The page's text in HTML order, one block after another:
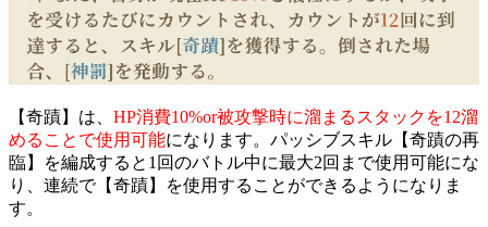
【奇蹟】は、 HP消費10%or被攻撃時に溜まるスタックを12溜
めることで使用可能になります。パッシブスキル【奇蹟の再
臨】を編成すると1回のバトル中に最大2回まで使用可能にな
り、連続で【奇蹟】を使用することができるようになりま
す。